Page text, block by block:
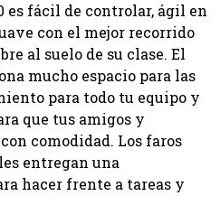
es fácil de controlar, ágil en
con el mejor recorrido
al suelo de su clase. El
mucho espacio para las
para todo tu equipo y
que tus amigos y
comodidad. Los faros
entregan una
hacer frente a tareas y